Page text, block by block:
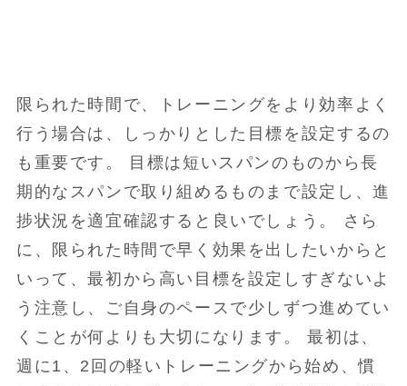
限られた時間で、トレーニングをより効率よく
行う場合は、しっかりとした目標を設定するの
も重要です。 目標は短いスパンのものから長
期的なスパンで取り組めるものまで設定し、進
捗状況を適宜確認すると良いでしょう。 さら
に、限られた時間で早く効果を出したいからと
いって、最初から高い目標を設定しすぎないよ
う注意し、ご自身のペースで少しずつ進めてい
くことが何よりも大切になります。 最初は、
週に1、2回の軽いトレーニングから始め、慣